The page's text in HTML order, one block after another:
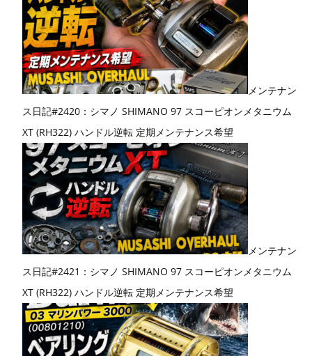
メンテナン
ス日記#2420：シマノ SHIMANO 97 スコーピオンメタニウム
XT (RH322) ハンドル逆転 定期メンテナンス希望
メンテナン
ス日記#2421：シマノ SHIMANO 97 スコーピオンメタニウム
XT (RH322) ハンドル逆転 定期メンテナンス希望